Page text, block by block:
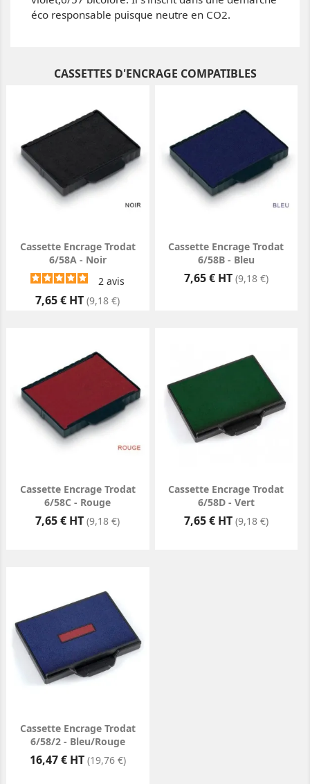
éco responsable puisque neutre en CO2.
CASSETTES D'ENCRAGE COMPATIBLES
Cassette Encrage Trodat
6/58A - Noir
2avis
Prix
7,65 € HT (9,18 €)
Cassette Encrage Trodat
6/58B - Bleu
Prix
7,65 € HT (9,18 €)
Cassette Encrage Trodat
6/58C - Rouge
Prix
7,65 € HT (9,18 €)
Cassette Encrage Trodat
6/58D - Vert
Prix
7,65 € HT (9,18 €)
Cassette Encrage Trodat
6/58/2 - Bleu/Rouge
Prix
16,47 € HT (19,76 €)